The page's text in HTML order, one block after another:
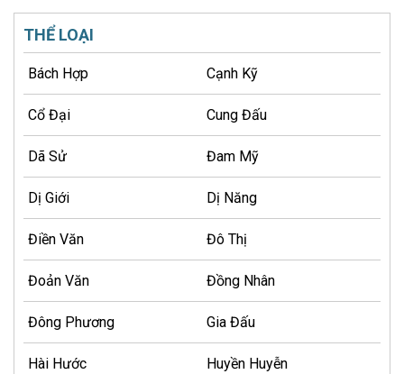
THỂ LOẠI
Bách Hợp Cạnh Kỹ
Cổ Đại Cung Đấu
Dã Sử Đam Mỹ
Dị Giới Dị Năng
Điền Văn Đô Thị
Đoản Văn Đồng Nhân
Đông Phương Gia Đấu
Hài Hước Huyền Huyễn